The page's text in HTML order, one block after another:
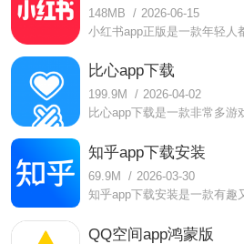
148MB / 2026-06-15
比心app下载
199.9M / 2026-04-02
知乎app下载安装
69.9M / 2026-03-30
QQ空间app鸿蒙版